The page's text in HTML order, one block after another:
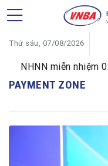
Thứ sáu, 07/08/2026
NHNN miễn nhiệm
PAYMENT ZONE